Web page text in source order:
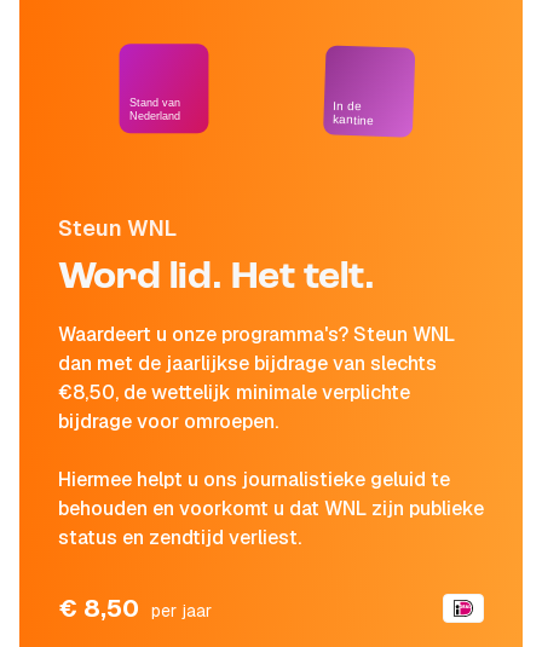
Steun WNL
Word lid. Het telt.
Waardeert u onze programma's? Steun WNL
dan met de jaarlijkse bijdrage van slechts
€8,50, de wettelijk minimale verplichte
bijdrage voor omroepen.
Hiermee helpt u ons journalistieke geluid te
behouden en voorkomt u dat WNL zijn publieke
status en zendtijd verliest.
€ 8,50 per jaar
Stand van
Nederland
In de
kantine